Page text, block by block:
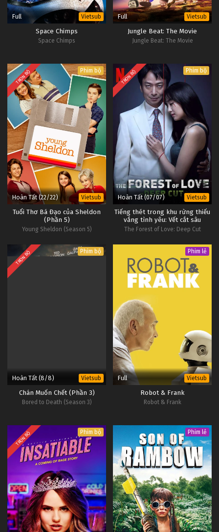
Full Vietsub
Space Chimps
Space Chimps
Full Vietsub
Jungle Beat: The Movie
Jungle Beat: The Movie
TRỌN BỘ Phim bộ
Hoàn Tất (22/22) Vietsub
Tuổi Thơ Bá Đạo của Sheldon
(Phần 5)
Young Sheldon (Season 5)
TRỌN BỘ Phim bộ
Hoàn Tất (07/07) Vietsub
Tiếng thét trong khu rừng thiếu
vắng tình yêu: Vết cắt sâu
The Forest of Love: Deep Cut
TRỌN BỘ Phim bộ
Hoàn Tất (8/8) Vietsub
Chán Muốn Chết (Phần 3)
Bored to Death (Season 3)
Phim lẻ
Full Vietsub
Robot & Frank
Robot & Frank
TRỌN BỘ Phim bộ Phim lẻ